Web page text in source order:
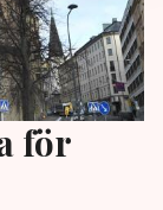
för